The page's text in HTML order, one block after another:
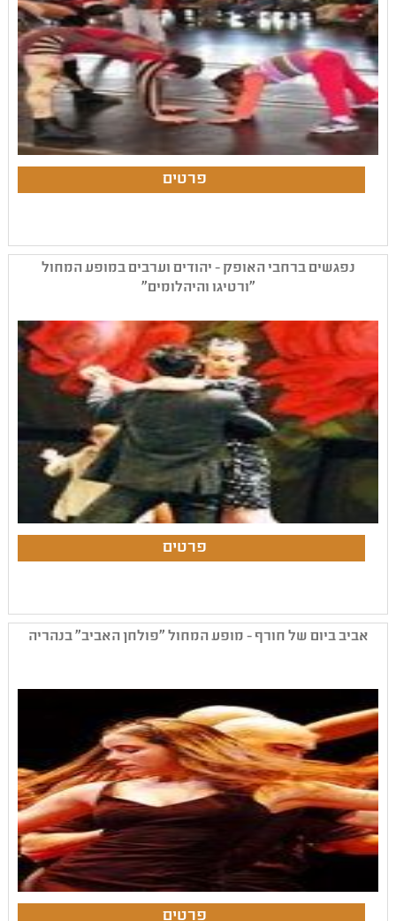
נפגשים ברחבי האופק - יהודים וערבים במופע המחול
"ורטיגו והיהלומים"
אביב ביום של חורף - מופע המחול "פולחן האביב" בנהריה